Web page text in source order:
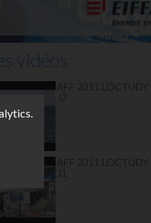
vidéos
AFF 2011 LOCTUDY
J2
AFF 2011 LOCTUDY
J1